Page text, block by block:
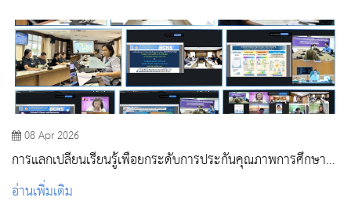
08 Apr 2026
การแลกเปลี่ยนเรียนรู้เพื่อยกระดับการประกันคุณภาพการศึกษา
และการเทียบเคียงผลการดำเนินงาน (Benchmarking) ให้กับ
วิทยาลัยการสาธารณสุขสิรินธร จังหวัดพิษณุโลก และวิทยาลัย
อ่านเพิ่มเติม